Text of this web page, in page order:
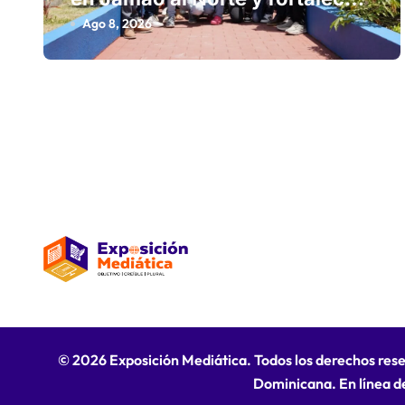
n
t
s
la inclusión digital
Ago 8, 2026
© 2026 Exposición Mediática. Todos los derechos
Dominicana. En línea